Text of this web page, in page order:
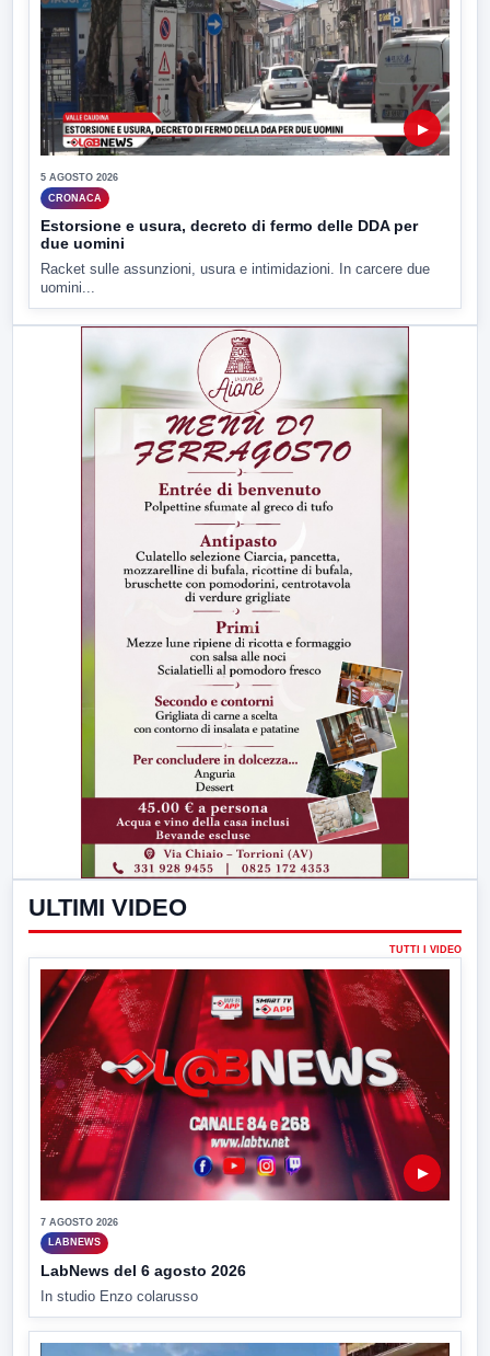
▶
5 AGOSTO 2026
CRONACA
Estorsione e usura, decreto di fermo delle DDA per
due uomini
Racket sulle assunzioni, usura e intimidazioni. In carcere due
uomini...
ULTIMI VIDEO
TUTTI I VIDEO
▶
7 AGOSTO 2026
LABNEWS
LabNews del 6 agosto 2026
In studio Enzo colarusso